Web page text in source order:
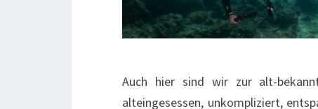
Auch hier sind wir zur alt-
alteingesessen, unkompliziert,